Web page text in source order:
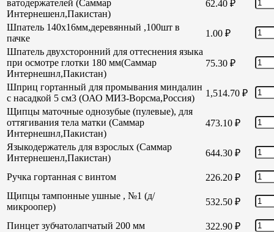
ватодержателей (Саммар
Интернешенл,Пакистан)
62.40 ₽
Шпатель 140х16мм,деревянный ,100шт в
пачке
1.00 ₽
Шпатель двухсторонний для оттеснения языка
при осмотре глотки 180 мм(Саммар
Интернешнл,Пакистан)
75.30 ₽
Шприц гортанный для промывания миндалин
с насадкой 5 см3 (ОАО МИЗ-Ворсма,Россия)
1,514.70 ₽
Щипцы маточные однозубые (пулевые), для
оттягивания тела матки (Саммар
Интернешнл,Пакистан)
473.10 ₽
Языкодержатель для взрослых (Саммар
Интернешенл,Пакистан)
644.30 ₽
Ручка гортанная с винтом 226.20 ₽
Щипцы тампонные ушные , №1 (д/
микроопер)
532.50 ₽
Пинцет зубчатолапчатый 200 мм 322.90 ₽